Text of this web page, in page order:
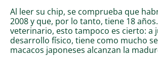
Al leer su chip, se comprueba que
2008 y que, por lo tanto, tiene 18
veterinario, esto tampoco es cierto: a
desarrollo físico, tiene como mucho
macacos japoneses alcanzan la